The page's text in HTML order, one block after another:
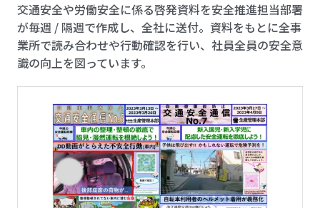
交通安全や労働安全に係る啓発資料を安全推進担当部署
が毎週 / 隔週で作成し、全社に送付。資料をもとに全事
業所で読み合わせや行動確認を行い、社員全員の安全意
識の向上を図っています。